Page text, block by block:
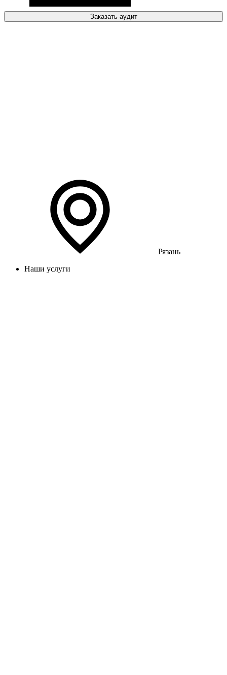
Заказать аудит
Рязань
Наши услуги